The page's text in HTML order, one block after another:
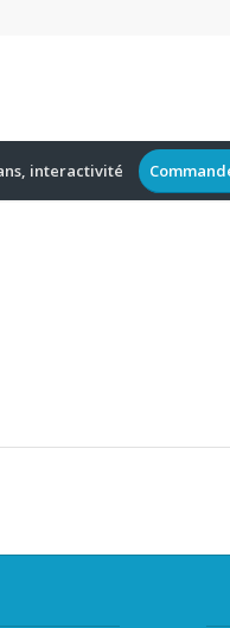
interactivité